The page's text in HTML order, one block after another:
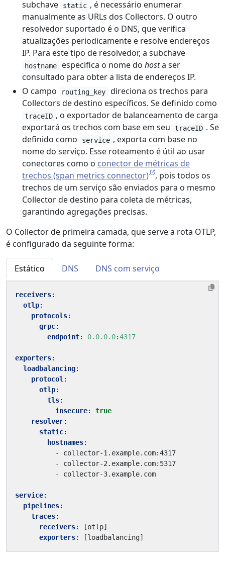
subchave static , é necessário enumerar
manualmente as URLs dos Collectors. O outro
resolvedor suportado é o DNS, que verifica
atualizações periodicamente e resolve endereços
IP. Para este tipo de resolvedor, a subchave
hostname especifica o nome do hosta ser
consultado para obter a lista de endereços IP.
O campo
routing_key
direciona os trechos para
Collectors de destino específicos. Se definido como
traceID , o exportador de balanceamento de carga
exportará os trechos com base em seu
traceID . Se
definido como
service , exporta com base no
nome do serviço. Esse roteamento é útil ao usar
conectores como o conector de métricas de
trechos (span metrics connector)
, pois todos os
trechos de um serviço são enviados para o mesmo
Collector de destino para coleta de métricas,
garantindo agregações precisas.
O Collector de primeira camada, que serve a rota OTLP,
é configurado da seguinte forma:
Estático DNS DNS com serviço
receivers:
otlp:
protocols:
grpc:
endpoint: 0.0.0.0:4317
exporters:
loadbalancing:
protocol:
otlp:
tls:
insecure:
true
resolver:
static:
hostnames:
- collector-1.example.com:4317
- collector-2.example.com:5317
- collector-3.example.com
service:
pipelines:
traces:
receivers: [otlp]
exporters: [loadbalancing]